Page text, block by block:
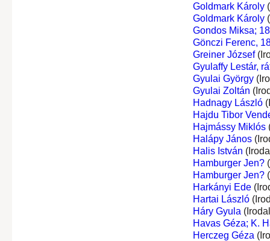
Goldmark Károly
Goldmark Károly
Gondos Miksa;
Gönczi Ferenc,
Greiner József
Gyulaffy Lestár,
Gyulai György
Gyulai Zoltán
Hadnagy László
Hajdu Tibor
Hajmássy Miklós
Halápy János
Halis István
Hamburger Jen?
Hamburger Jen?
Harkányi Ede
Hartai László
Háry Gyula
Havas Géza; K.
Herczeg Géza